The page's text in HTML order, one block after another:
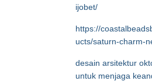
ijobet/
https://
ucts/saturn-charm-
desain arsitektur
untuk menjaga